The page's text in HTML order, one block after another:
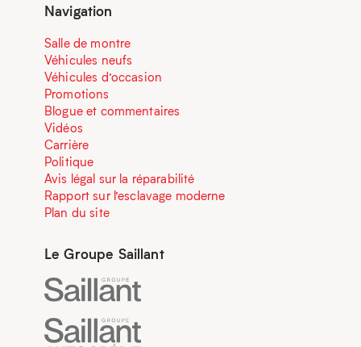
Navigation
Salle de montre
Véhicules neufs
Véhicules d’occasion
Promotions
Blogue et commentaires
Vidéos
Carrière
Politique
Avis légal sur la réparabilité
Rapport sur l’esclavage moderne
Plan du site
Le Groupe Saillant